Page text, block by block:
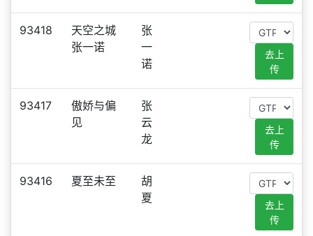
93418
天空之城
张一诺
张
一
诺
去上
传
93417
傲娇与偏
见
张
云
龙
去上
传
93416 夏至未至
胡
夏
去上
传